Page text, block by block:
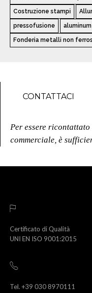
Costruzione stampi
pressofusione aluminum
Fonderia metalli non
CONTATTACI
Per essere
commerciale, è
Certificato di Qualità
UNI EN ISO 9001:2015
Tel. +39 030 8970111